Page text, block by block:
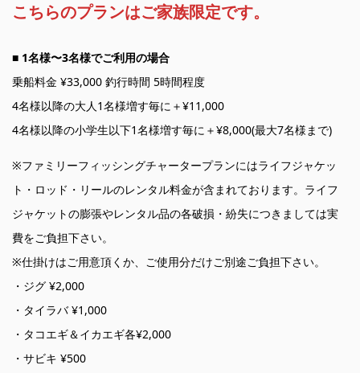
こちらのプランはご家族限定です。
■ 1名様〜3名様でご利用の場合
乗船料金 ¥33,000 釣行時間 5時間程度
4名様以降の大人1名様増す毎に＋¥11,000
4名様以降の小学生以下1名様増す毎に＋¥8,000(最大7名様まで)
※ファミリーフィッシングチャータープランにはライフジャケッ
ト・ロッド・リールのレンタル料金が含まれております。ライフ
ジャケットの膨張やレンタル品の各破損・紛失につきましては実
費をご負担下さい。
※仕掛けはご用意頂くか、ご使用分だけご別途ご負担下さい。
・ジグ ¥2,000
・タイラバ ¥1,000
・タコエギ＆イカエギ各¥2,000
・サビキ ¥500